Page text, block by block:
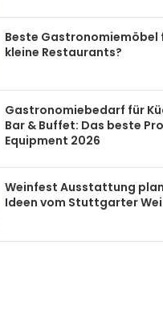
Beste Gastronomiemöbel
kleine Restaurants?
Gastronomiebedarf für
Bar & Buffet: Das beste
Equipment 2026
Weinfest Ausstattung
Ideen vom Stuttgarter